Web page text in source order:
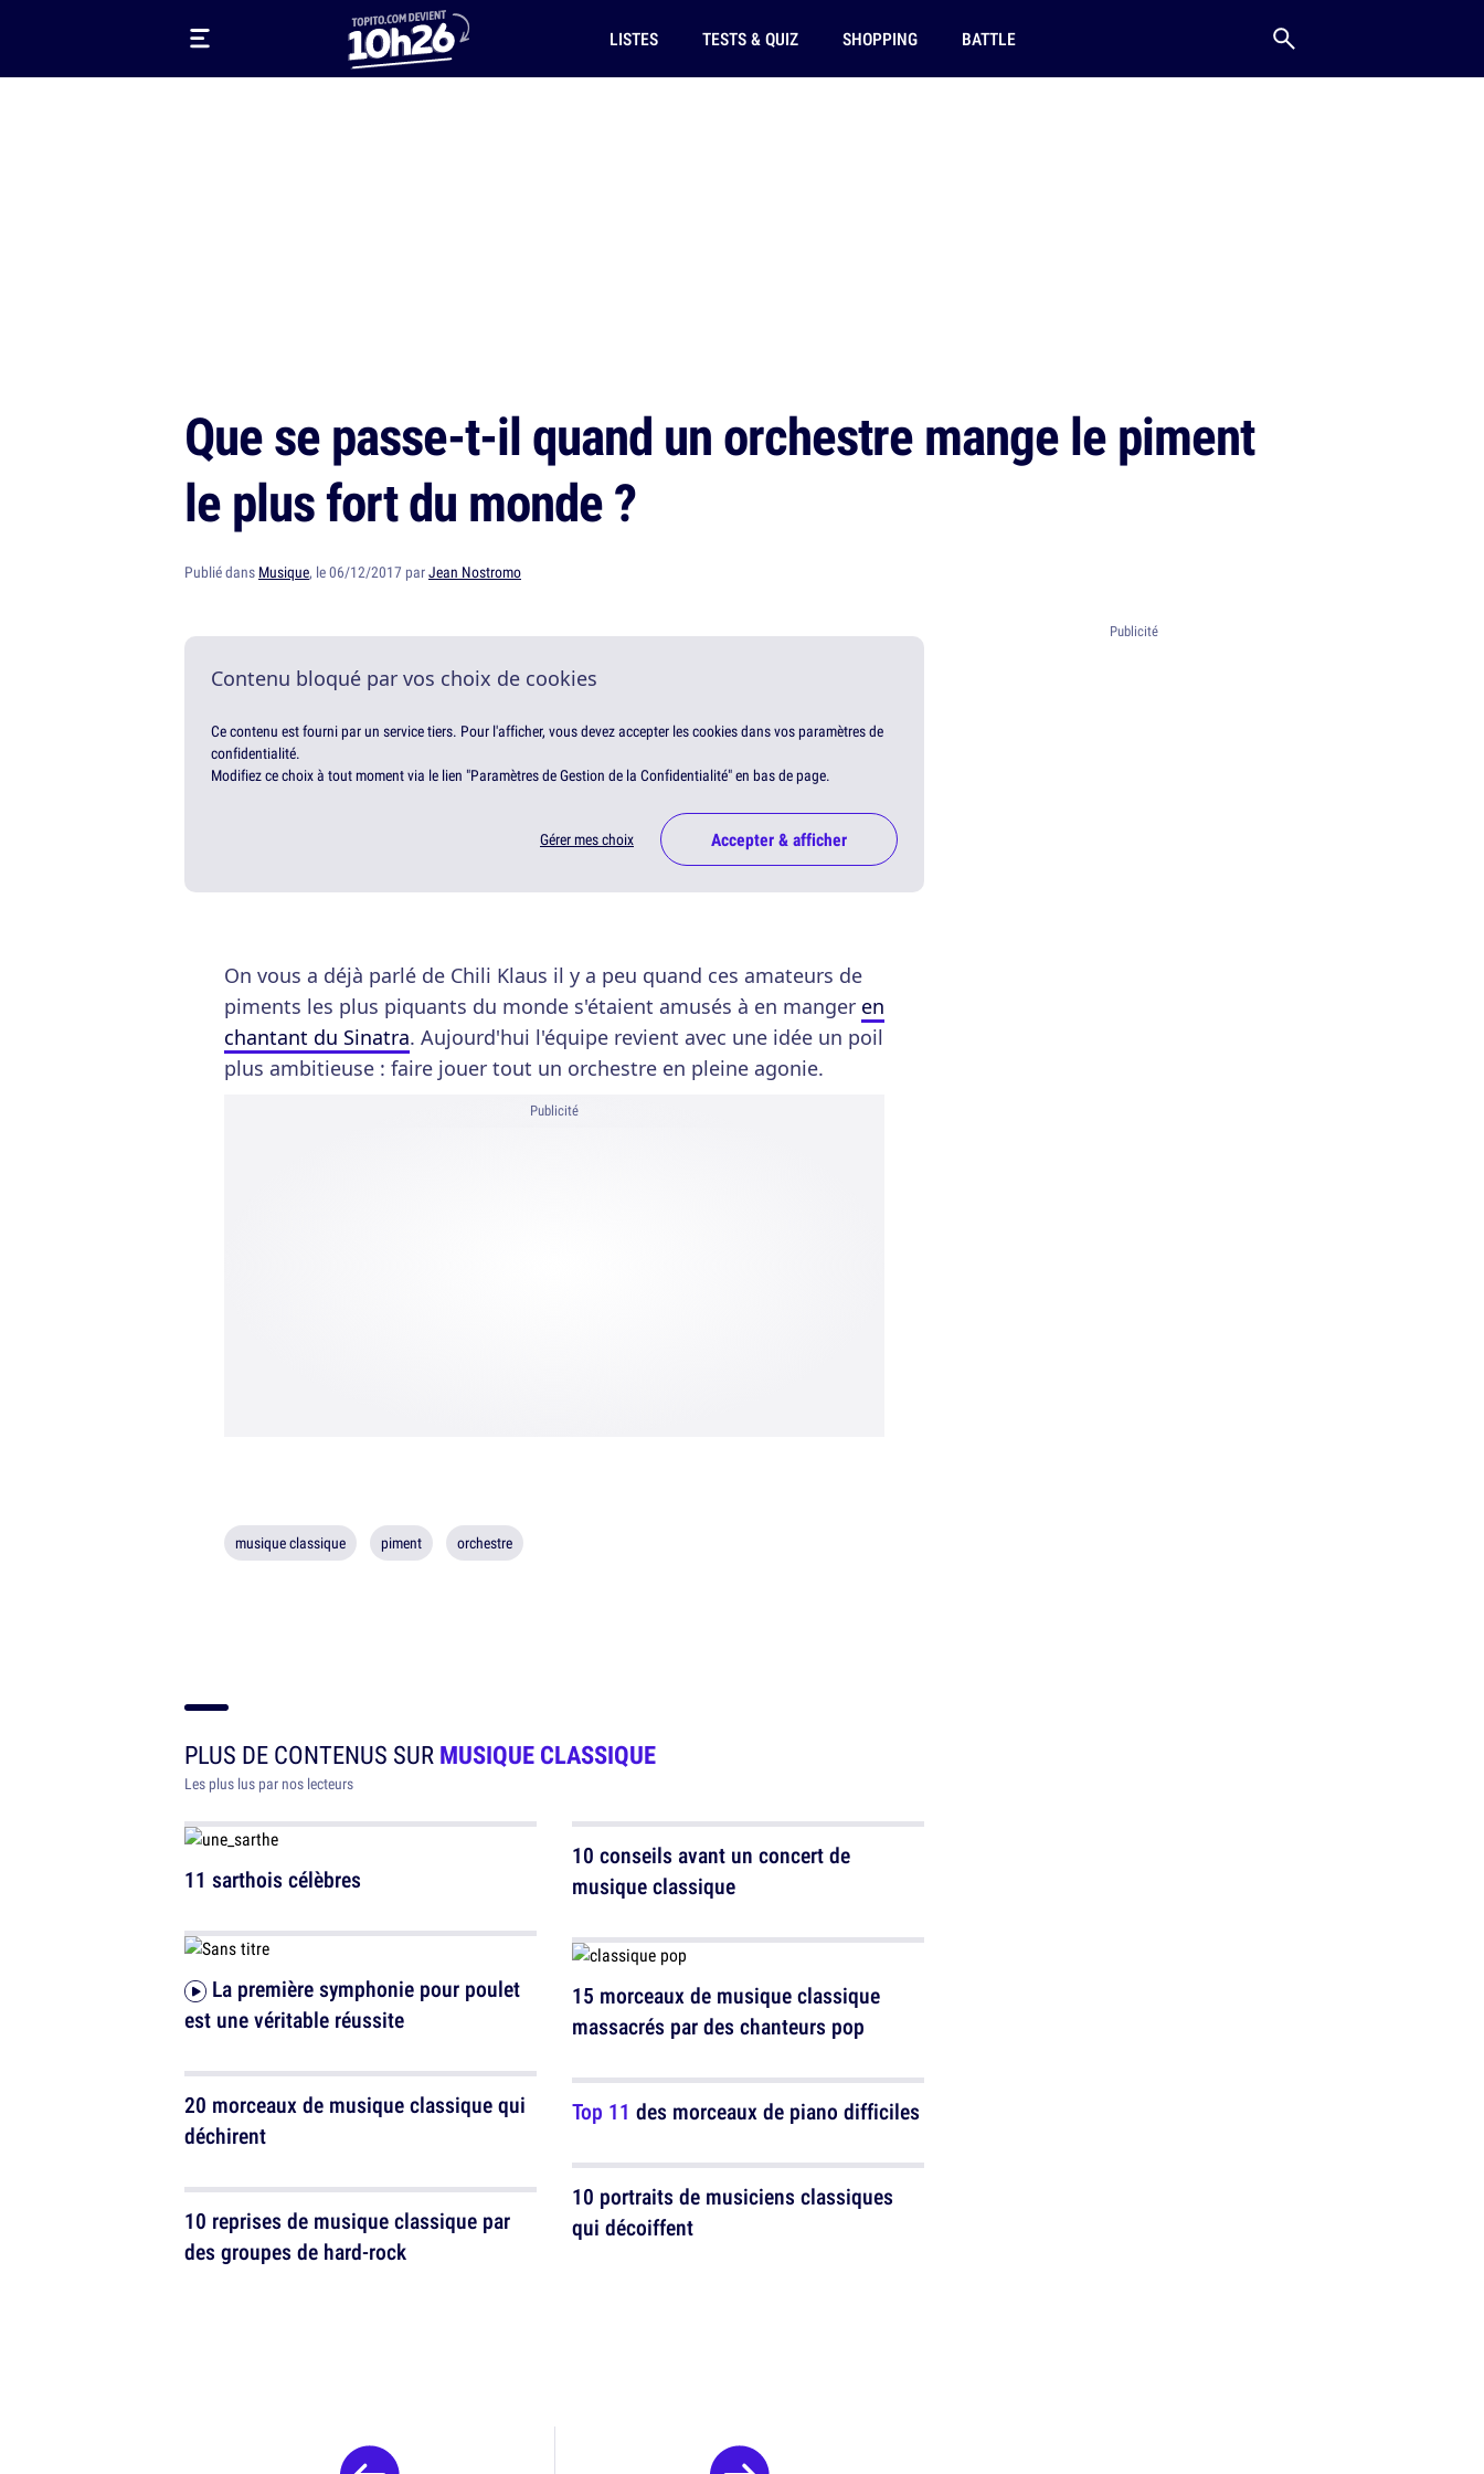
LISTES TESTS & QUIZ SHOPPING BATTLE
Que se passe-t-il quand un orchestre mange le piment
le plus fort du monde ?
Publié dans Musique, le 06/12/2017 parJean Nostromo
Contenu bloqué par vos choix de cookies
Ce contenu est fourni par un service tiers. Pour l'afficher, vous devez accepter les cookies dans vos paramètres de
confidentialité.
Modifiez ce choix à tout moment via le lien "Paramètres de Gestion de la Confidentialité" en bas de page.
Gérer mes choix Accepter & afficher
On vous a déjà parlé de Chili Klaus il y a peu quand ces amateurs de
piments les plus piquants du monde s'étaient amusés à en manger en
chantant du Sinatra. Aujourd'hui l'équipe revient avec une idée un poil
plus ambitieuse : faire jouer tout un orchestre en pleine agonie.
Publicité
musique classique piment orchestre
PLUS DE CONTENUS SURMUSIQUE CLASSIQUE
Les plus lus par nos lecteurs
11 sarthois célèbres
est une véritable réussite
20 morceaux de musique classique qui
déchirent
10 reprises de musique classique par
des groupes de hard-rock
10 conseils avant un concert de
musique classique
15 morceaux de musique classique
massacrés par des chanteurs pop
Top 11 des morceaux de piano difficiles
10 portraits de musiciens classiques
qui décoiffent